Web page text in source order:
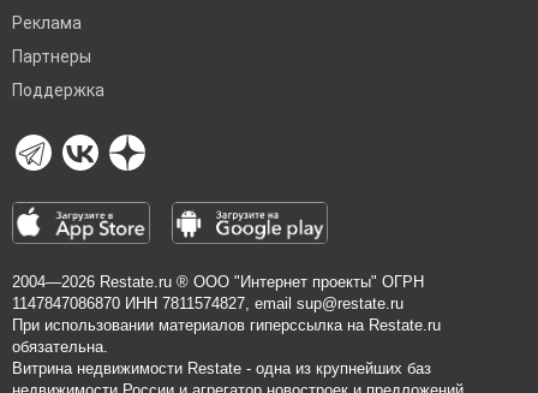
Реклама
Партнеры
Поддержка
2004—2026 Restate.ru ® ООО "Интернет проекты" ОГРН
1147847086870 ИНН 7811574827, email sup@restate.ru
При использовании материалов гиперссылка на Restate.ru
обязательна.
Витрина недвижимости Restate - одна из крупнейших баз